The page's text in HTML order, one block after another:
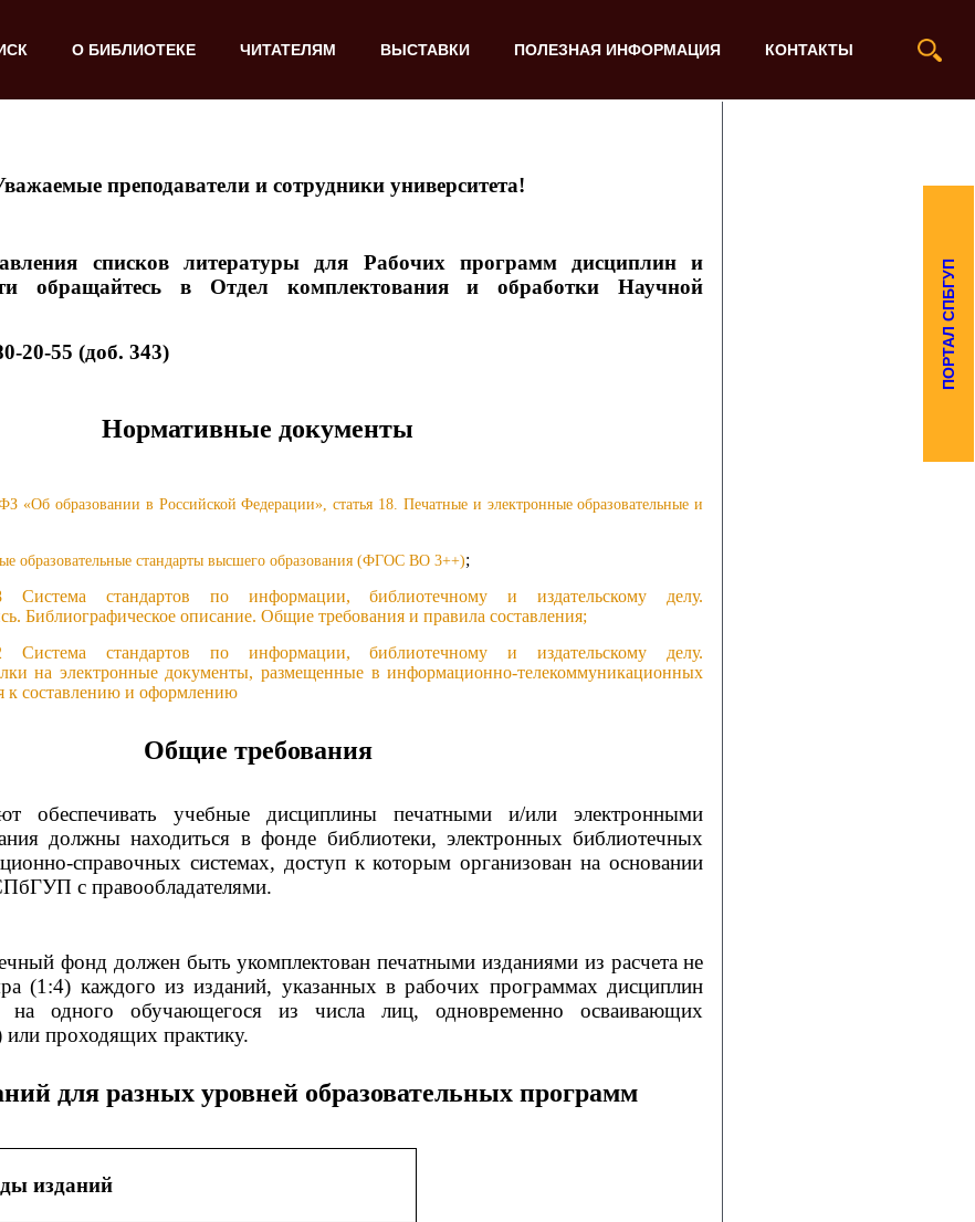
О БИБЛИОТЕКЕ ЧИТАТЕЛЯМ ВЫСТАВКИ ПОЛЕЗНАЯ ИНФОРМАЦИЯ КОНТАКТЫ
преподаватели и сотрудники университета!
списков литературы для Рабочих программ дисциплин и
обращайтесь в Отдел комплектования и обработки Научной
20-55 (доб. 343)
Нормативные документы
«Об образовании в Российской Федерации», статья 18. Печатные и электронные образовательные и
образовательные стандарты высшего образования (ФГОС ВО 3++);
стандартов по информации, библиотечному и издательскому делу.
Библиографическое описание. Общие требования и правила составления;
стандартов по информации, библиотечному и издательскому делу.
на электронные документы, размещенные в информационно-телекоммуникационных
к составлению и оформлению
Общие требования
обеспечивать учебные дисциплины печатными и/или электронными
должны находиться в фонде библиотеки, электронных библиотечных
справочных системах, доступ к которым организован на основании
с правообладателями.
фонд должен быть укомплектован печатными изданиями из расчета не
(1:4) каждого из изданий, указанных в рабочих программах дисциплин
на одного обучающегося из числа лиц, одновременно осваивающих
проходящих практику.
для разных уровней образовательных программ
изданий
ПОРТАЛ СПБГУП